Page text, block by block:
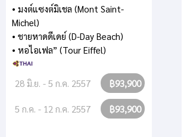
• มงต์แซงต์มิเชล (Mont Saint-
Michel)
• ชายหาดดีเดย์ (D-Day Beach)
• หอไอเฟล” (Tour Eiffel)
28 มิ.ย. - 5 ก.ค. 2557 ฿93,900
5 ก.ค. - 12 ก.ค. 2557 ฿93,900